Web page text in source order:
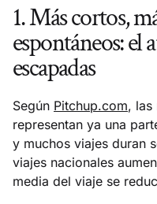
1. Más cortos,
espontáneos: el
escapadas
Según Pitchup.com, las
representan ya una
y muchos viajes duran
viajes nacionales
media del viaje se